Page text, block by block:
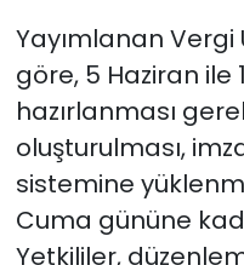
Yayımlanan Vergi
göre, 5 Haziran
hazırlanması
oluşturulması,
sistemine
Cuma gününe
Yetkililer,